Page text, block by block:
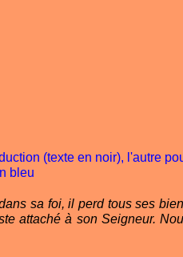
(texte en noir), l'autre
bleu
sa foi, il perd tous ses
attaché à son Seigneur.